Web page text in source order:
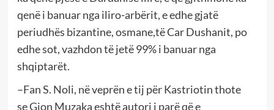
qenë i banuar nga iliro-arbërit,e edhe gjatë
periudhës bizantine, osmane,të Car Dushanit, po
edhe sot, vazhdon të jetë 99% i banuar nga
shqiptarët.
–Fan S. Noli, në veprën e tij për Kastriotinthote
seGjon Muzakaeshtë autori i parë që e